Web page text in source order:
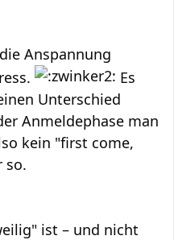
Anspannung
Es
Unterschied
Anmeldephase man
kein "first come,
so.
ist – und nicht